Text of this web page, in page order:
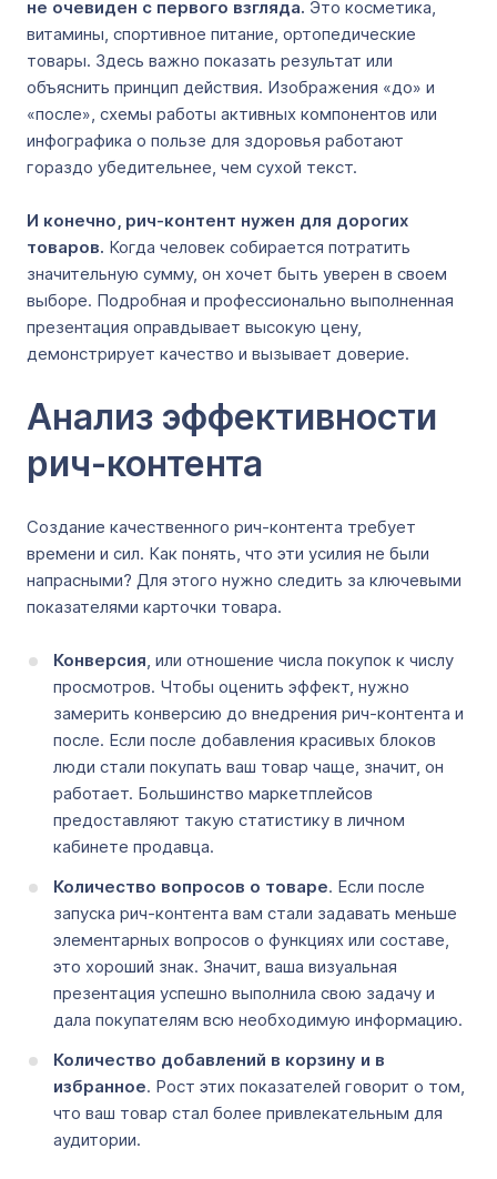
не очевиден с первого взгляда. Это косметика,
витамины, спортивное питание, ортопедические
товары. Здесь важно показать результат или
объяснить принцип действия. Изображения «до» и
«после», схемы работы активных компонентов или
инфографика о пользе для здоровья работают
гораздо убедительнее, чем сухой текст.
И конечно, рич-контент нужен для дорогих
товаров. Когда человек собирается потратить
значительную сумму, он хочет быть уверен в своем
выборе. Подробная и профессионально выполненная
презентация оправдывает высокую цену,
демонстрирует качество и вызывает доверие.
Анализ эффективности
рич-контента
Создание качественного рич-контента требует
времени и сил. Как понять, что эти усилия не были
напрасными? Для этого нужно следить за ключевыми
показателями карточки товара.
Конверсия , или отношение числа покупок к числу
просмотров. Чтобы оценить эффект, нужно
замерить конверсию до внедрения рич-контента и
после. Если после добавления красивых блоков
люди стали покупать ваш товар чаще, значит, он
работает. Большинство маркетплейсов
предоставляют такую статистику в личном
кабинете продавца.
Количество вопросов о товаре. Если после
запуска рич-контента вам стали задавать меньше
элементарных вопросов о функциях или составе,
это хороший знак. Значит, ваша визуальная
презентация успешно выполнила свою задачу и
дала покупателям всю необходимую информацию.
Количество добавлений в корзину и в
избранное. Рост этих показателей говорит о том,
что ваш товар стал более привлекательным для
аудитории.